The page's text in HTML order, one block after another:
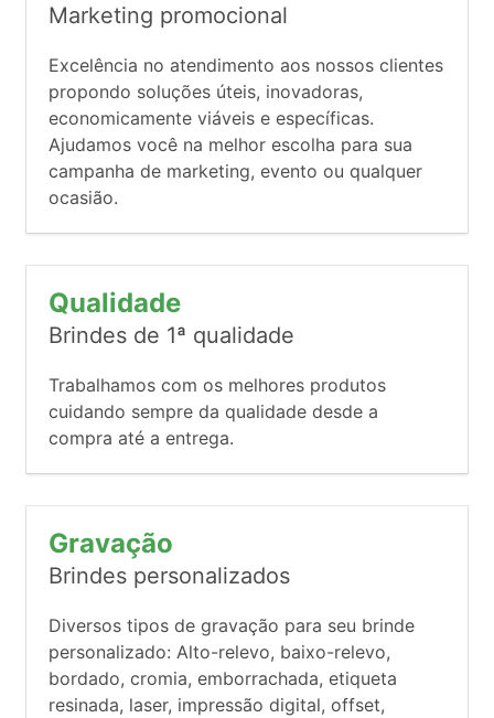
Marketing promocional
Excelência no atendimento aos nossos clientes
propondo soluções úteis, inovadoras,
economicamente viáveis e específicas.
Ajudamos você na melhor escolha para sua
campanha de marketing, evento ou qualquer
ocasião.
Qualidade
Brindes de 1ª qualidade
Trabalhamos com os melhores produtos
cuidando sempre da qualidade desde a
compra até a entrega.
Gravação
Brindes personalizados
Diversos tipos de gravação para seu brinde
personalizado: Alto-relevo, baixo-relevo,
bordado, cromia, emborrachada, etiqueta
resinada, laser, impressão digital, offset,